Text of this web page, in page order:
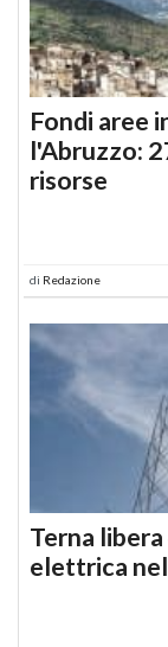
Fondi aree
l'Abruzzo:
risorse
di Redazione
Terna
elettrica